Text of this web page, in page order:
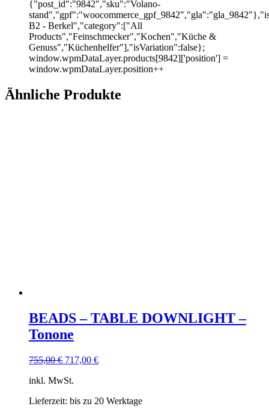
{"post_id":"9842","sku":"Volano-
B2 - Berkel","category":["All
Products","Feinschmecker","Kochen","Küche &
Genuss","Küchenhelfer"],"isVariation":false};
window.wpmDataLayer.products[9842]['position'] =
window.wpmDataLayer.position++
Ähnliche Produkte
BEADS – TABLE DOWNLIGHT –
Tonone
755,00€ 717,00 €
inkl. MwSt.
Lieferzeit: bis zu 20 Werktage